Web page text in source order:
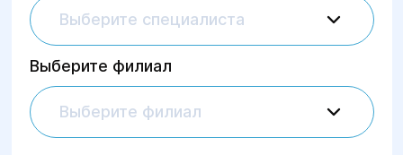
Выберите специалиста
Выберите филиал
Выберите филиал